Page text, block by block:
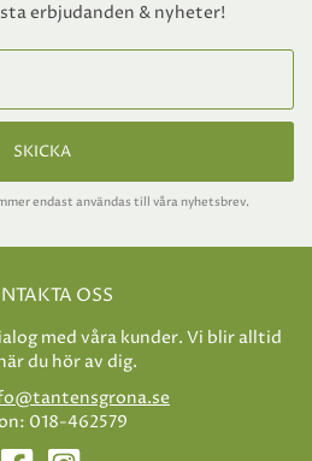
erbjudanden & nyheter!
SKICKA
endast användas till våra nyhetsbrev.
OSS
med våra kunder. Vi blir alltid
du hör av dig.
018-462579